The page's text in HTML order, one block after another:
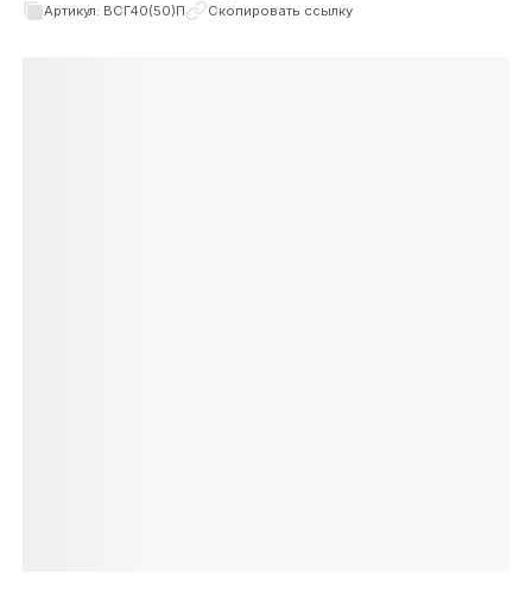
Артикул: ВСГ40(50)П Скопировать ссылку